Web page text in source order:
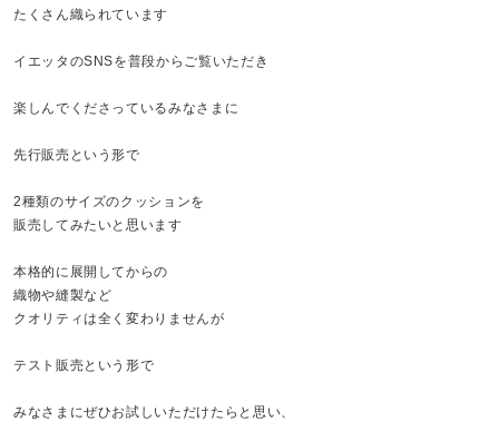
たくさん織られています
イエッタのSNSを普段からご覧いただき
楽しんでくださっているみなさまに
先行販売という形で
2種類のサイズのクッションを
販売してみたいと思います
本格的に展開してからの
織物や縫製など
クオリティは全く変わりませんが
テスト販売という形で
みなさまにぜひお試しいただけたらと思い、